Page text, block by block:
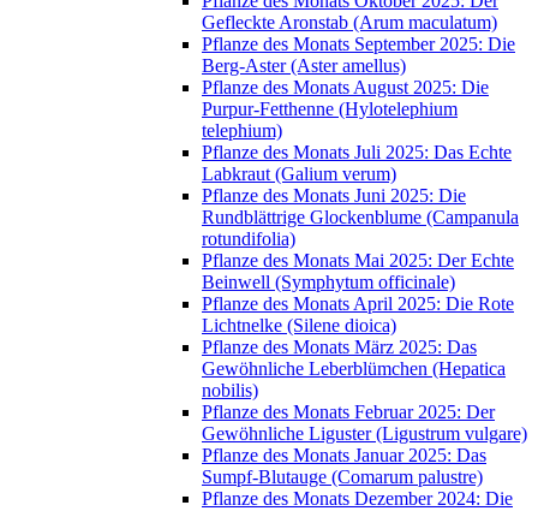
Gefleckte Aronstab (Arum maculatum)
Pflanze des Monats September 2025: Die
Berg-Aster (Aster amellus)
Pflanze des Monats August 2025: Die
Purpur-Fetthenne (Hylotelephium
telephium)
Pflanze des Monats Juli 2025: Das Echte
Labkraut (Galium verum)
Pflanze des Monats Juni 2025: Die
Rundblättrige Glockenblume (Campanula
rotundifolia)
Pflanze des Monats Mai 2025: Der Echte
Beinwell (Symphytum officinale)
Pflanze des Monats April 2025: Die Rote
Lichtnelke (Silene dioica)
Pflanze des Monats März 2025: Das
Gewöhnliche Leberblümchen (Hepatica
nobilis)
Pflanze des Monats Februar 2025: Der
Gewöhnliche Liguster (Ligustrum vulgare)
Pflanze des Monats Januar 2025: Das
Sumpf-Blutauge (Comarum palustre)
Pflanze des Monats Dezember 2024: Die